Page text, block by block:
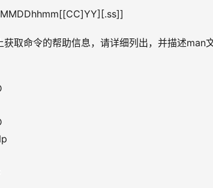
取命令的帮助信息，请详细列出，并描述man